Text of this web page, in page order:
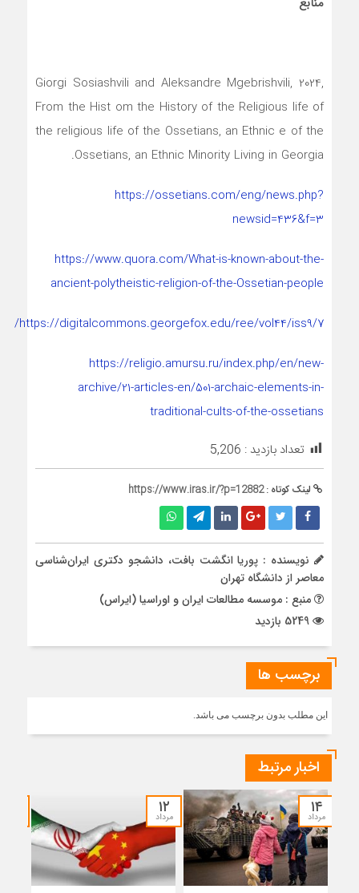
Giorgi Sosiashvili and Aleksandre Mgebrishvili, 2024,
From the Hist om the History of the Religious life of
the religious life of the Ossetians, an Ethnic e of the
Ossetians, an Ethnic Minority Living in Georgia.
https://ossetians.com/eng/news.php?
newsid=436&f=3
https://www.quora.com/What-is-known-about-the-
ancient-polytheistic-religion-of-the-Ossetian-people
https://digitalcommons.georgefox.edu/ree/vol44/iss9/7/
https://religio.amursu.ru/index.php/en/new-
archive/21-articles-en/501-archaic-elements-in-
traditional-cults-of-the-ossetians
تعداد بازدید : 5,206
لینک کوتاه :https://www.iras.ir/?p=12882
نویسنده : پوریا انگشت بافت، دانشجو دکتری ایران‌شناسی
معاصر از دانشگاه تهران
منبع : موسسه مطالعات ایران و اوراسیا (ایراس)
برچسب ها
این مطلب بدون برچسب می باشد.
اخبار مرتبط
۱۴
مرداد ۱۲
مرداد